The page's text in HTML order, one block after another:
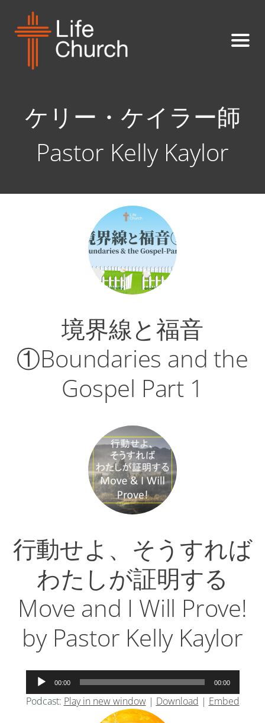
ケリー・ケイラー師
Pastor Kelly Kaylor
境界線と福音
①Boundaries and the
Gospel Part 1
行動せよ、そうすれば
わたしが証明する
Move and I Will Prove!
by Pastor Kelly Kaylor
声
プ
00:00 00:00
Podcast: Play in new window| Download | Embed